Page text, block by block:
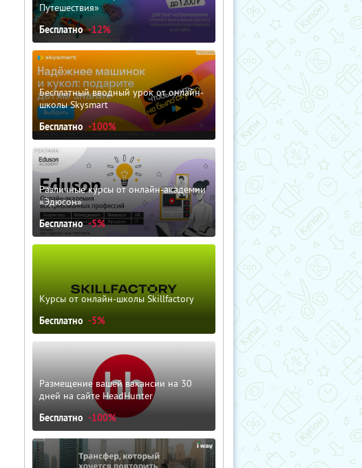
Путешествия»
Бесплатно -12%
Бесплатный вводный урок от онлайн-
школы Skysmart
Бесплатно -100%
Различные курсы от онлайн-академии
«Эдюсон»
Бесплатно -5%
Курсы от онлайн-школы Skillfactory
Бесплатно -5%
Размещение вашей вакансии на 30
дней на сайте HeadHunter
Бесплатно -100%